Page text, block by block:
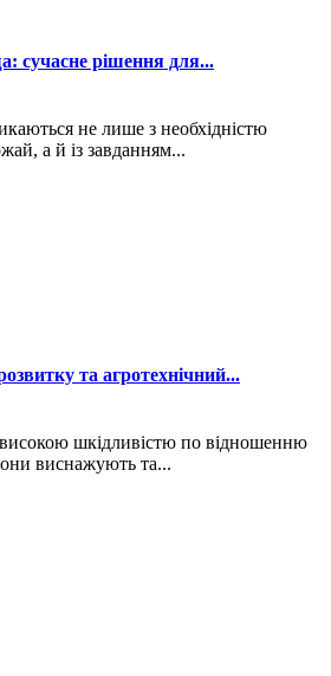
сучасне рішення для...
не лише з необхідністю
а й із завданням...
та агротехнічний...
високою шкідливістю по відношенню
виснажують та...